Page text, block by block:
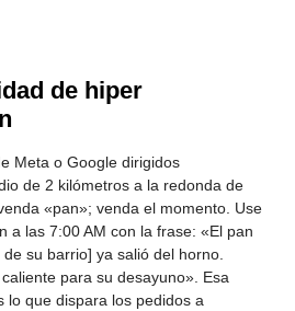
de hiper
Meta o Google dirigidos
de 2 kilómetros a la redonda de
«pan»; venda el momento. Use
a las 7:00 AM con la frase: «El pan
su barrio] ya salió del horno.
para su desayuno». Esa
lo que dispara los pedidos a